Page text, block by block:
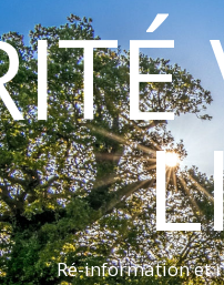
Ré-information et